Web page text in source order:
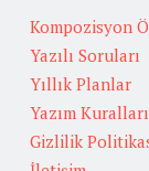
Kompozisyon
Yazılı Soruları
Yıllık Planlar
Yazım Kuralları
Gizlilik